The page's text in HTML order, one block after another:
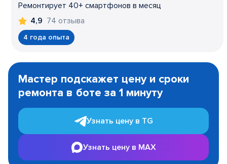
Ремонтирует 40+ смартфонов в месяц
4,9 74 отзыва
4 года опыта
1
Мастер подскажет цену и сроки
ремонта в боте за 1 минуту
Узнать цену в TG
Узнать цену в MAX